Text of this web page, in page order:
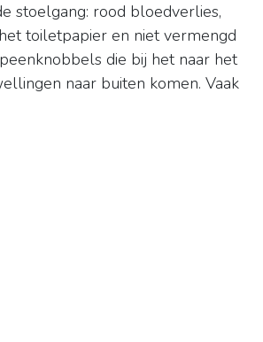
stoelgang: rood bloedverlies,
toiletpapier en niet vermengd
die bij het naar het
naar buiten komen. Vaak